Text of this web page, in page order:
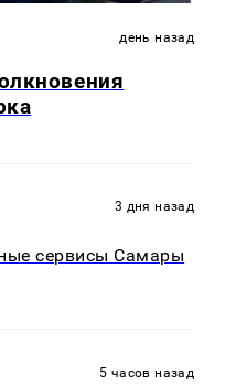
день назад
3 дня назад
сервисы Самары
5 часов назад